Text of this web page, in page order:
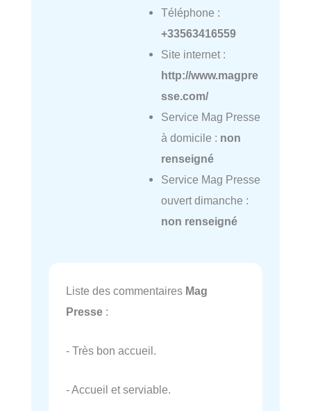
Téléphone :
+33563416559
Site internet :
http://www.magpre
sse.com/
Service Mag Presse
à domicile : non
renseigné
Service Mag Presse
ouvert dimanche :
non renseigné
Liste des commentaires Mag
Presse :
- Très bon accueil.
- Accueil et serviable.